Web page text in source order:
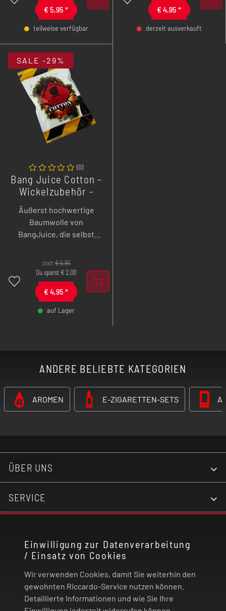
Einwilligung zur Datenverarbeitung
/ Einsatz von Cookies
Wir verwenden Cookies, damit Sie weiterhin den
gewohnten Riccardo-Service nutzen können.
Detaillierte Informationen und wie Sie Ihre
- +
€ 5,95 *
teilweise verfügbar
€ 4,95 *
derzeit ausverkauft
statt€6,95
Du sparst € 2,00
€ 4,95 *
auf Lager
(0)
Bang Juice Cotton -
Wickelzubehör -
Äußerst hochwertige
Baumwolle von
BangJuice, die selbst
verhängnisvollen Dryhit
übersteht und durch ihre
Qualität begeistert.
SALE -29%
ANDERE BELIEBTE KATEGORIEN
AROMEN E-ZIGARETTEN-SETS
ÜBER UNS
SERVICE
RECHTLICHES
ZAHLUNG UND VERSAND